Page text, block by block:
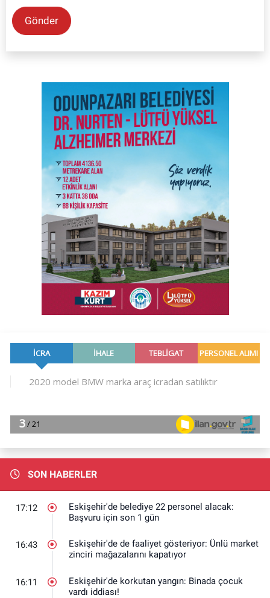
Gönder
SON HABERLER
17:12
Eskişehir'de belediye 22 personel alacak:
Başvuru için son 1 gün
16:43
Eskişehir'de de faaliyet gösteriyor: Ünlü market
zinciri mağazalarını kapatıyor
16:11
Eskişehir'de korkutan yangın: Binada çocuk
vardı iddiası!